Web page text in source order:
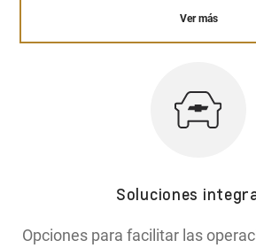
Ver más
Soluciones
Opciones para facilitar las